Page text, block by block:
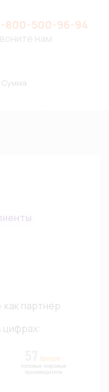
800-500-96-94
нам
Сумма
партнёр
цифрах: